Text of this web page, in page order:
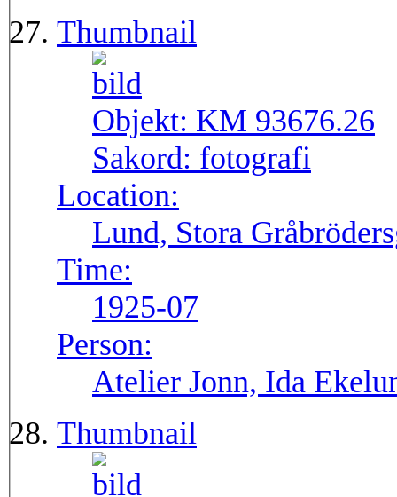
Thumbnail
Objekt: KM 93676.26
Sakord: fotografi
Location:
Lund, Stora
Time:
1925-07
Person:
Atelier Jonn, Ida
Thumbnail